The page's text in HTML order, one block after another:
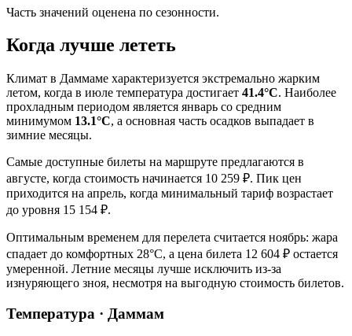
Часть значений оценена по сезонности.
Когда лучше лететь
Климат в Даммаме характеризуется экстремально жарким
летом, когда в июле температура достигает 41.4°C. Наиболее
прохладным периодом является январь со средним
минимумом 13.1°C, а основная часть осадков выпадает в
зимние месяцы.
Самые доступные билеты на маршруте предлагаются в
августе, когда стоимость начинается 10 259 ₽. Пик цен
приходится на апрель, когда минимальный тариф возрастает
до уровня 15 154 ₽.
Оптимальным временем для перелета считается ноябрь: жара
спадает до комфортных 28°C, а цена билета 12 604 ₽ остается
умеренной. Летние месяцы лучше исключить из-за
изнуряющего зноя, несмотря на выгодную стоимость билетов.
Температура · Даммам